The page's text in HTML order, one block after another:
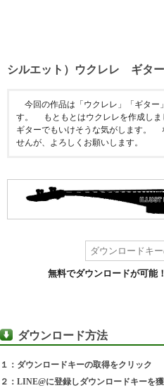
シルエット）ウクレレ ギター
今回の作品は「ウクレレ」「ギター
す。 もともとはウクレレを作成しま
ギターでもいけそうな気がします。
せんが、よろしくお願いします。
無料でダウンロードが可能！
ダウンロード方法
１：ダウンロードキーの取得をクリック
２：LINE@に登録しダウンロードキーを